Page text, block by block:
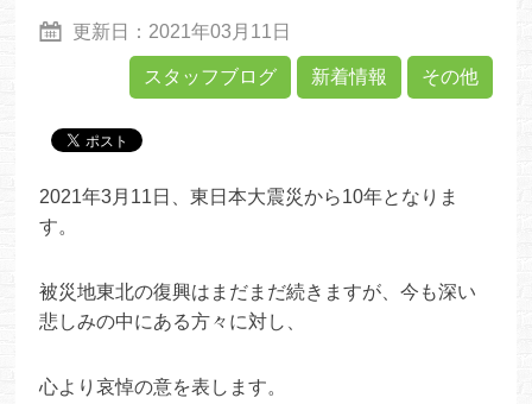
更新日： 2021年03月11日
スタッフブログ 新着情報 その他
2021年3月11日、東日本大震災から10年となりま
す。
被災地東北の復興はまだまだ続きますが、今も深い
悲しみの中にある方々に対し、
心より哀悼の意を表します。